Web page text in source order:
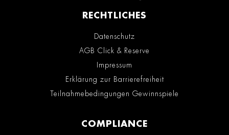
RECHTLICHES
Datenschutz
AGB Click & Reserve
Impressum
Erklärung zur Barrierefreiheit
Teilnahmebedingungen Gewinnspiele
COMPLIANCE